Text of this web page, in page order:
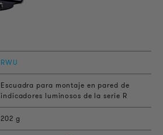
RWU
Escuadra para montaje en pared de
indicadores luminosos de la serie R
202 g